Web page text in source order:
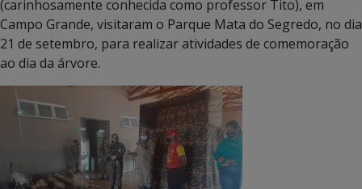
(carinhosamente conhecida como professor Tito), em
Campo Grande, visitaram o Parque Mata do Segredo, no dia
21 de setembro, para realizar atividades de comemoração
ao dia da árvore.